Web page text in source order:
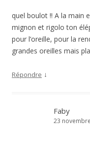
quel boulot !! A la main
mignon et rigolo ton
pour l’oreille, pour la
grandes oreilles mais
Répondre ↓
Faby
23